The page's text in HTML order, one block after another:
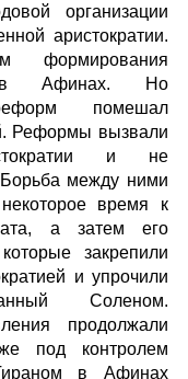
организации
аристократии.
в Афинах. Но
помешал
Реформы вызвали
и не
между ними
время к
а затем его
закрепили
и упрочили
Соленом.
продолжали
под контролем
в Афинах